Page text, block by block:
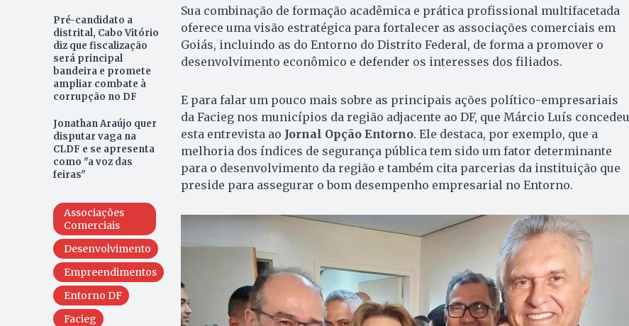
Pré-candidato a
distrital, Cabo Vitório
diz que fiscalização
será principal
bandeira e promete
ampliar combate à
corrupção no DF
Jonathan Araújo quer
disputar vaga na
CLDF e se apresenta
como "a voz das
feiras"
Associações
Comerciais
Desenvolvimento
Empreendimentos
Entorno DF
Facieg
Sua combinação de formação acadêmica e prática profissional multifacetada
oferece uma visão estratégica para fortalecer as associações comerciais em
Goiás, incluindo as do Entorno do Distrito Federal, de forma a promover o
desenvolvimento econômico e defender os interesses dos filiados.
E para falar um pouco mais sobre as principais ações político-empresariais
da Facieg nos municípios da região adjacente ao DF, que Márcio Luís concedeu
esta entrevista ao Jornal Opção Entorno. Ele destaca, por exemplo, que a
melhoria dos índices de segurança pública tem sido um fator determinante
para o desenvolvimento da região e também cita parcerias da instituição que
preside para assegurar o bom desempenho empresarial no Entorno.